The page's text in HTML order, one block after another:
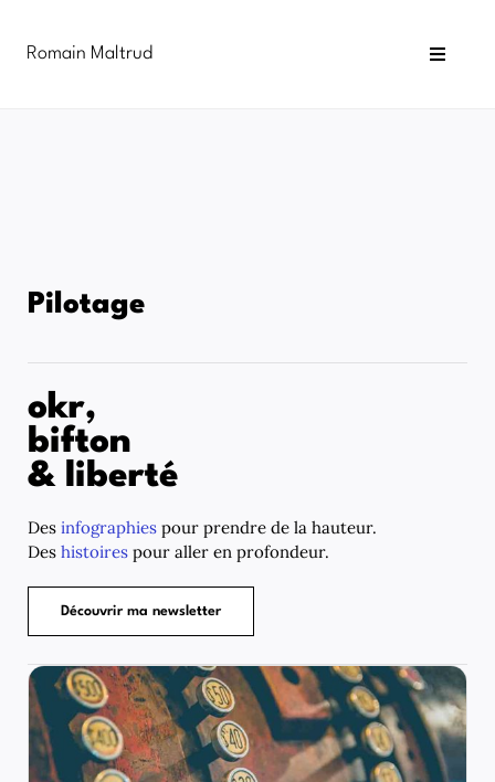
contenuRomain Maltrud
Toggle
Pilotage
okr,
bifton
& liberté
Des infographies pour prendre de la hauteur.
Des histoires pour aller en profondeur.
Découvrir ma newsletter